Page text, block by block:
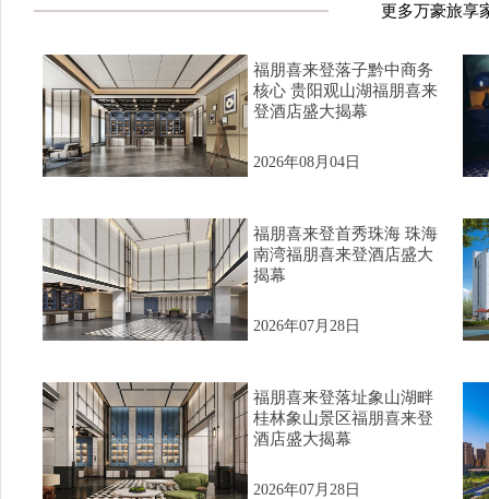
更多万豪旅享
福朋喜来登落子黔中商务
核心 贵阳观山湖福朋喜来
登酒店盛大揭幕
2026年08月04日
福朋喜来登首秀珠海 珠海
南湾福朋喜来登酒店盛大
揭幕
2026年07月28日
福朋喜来登落址象山湖畔
桂林象山景区福朋喜来登
酒店盛大揭幕
2026年07月28日